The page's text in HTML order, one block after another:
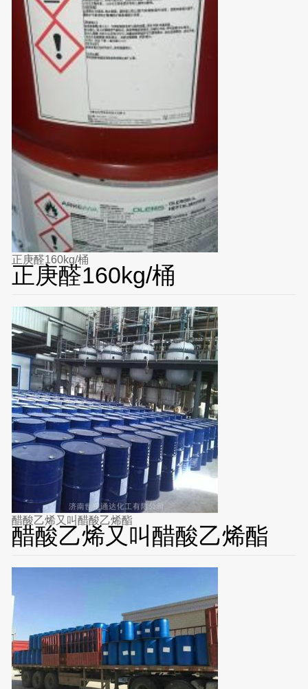
正庚醛160kg/桶
正庚醛160kg/桶
醋酸乙烯又叫醋酸乙烯酯
醋酸乙烯又叫醋酸乙烯酯